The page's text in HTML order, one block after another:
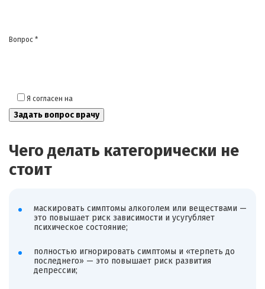
Вопрос *
Я согласен на
Чего делать категорически не
стоит
маскировать симптомы алкоголем или веществами —
это повышает риск зависимости и усугубляет
психическое состояние;
полностью игнорировать симптомы и «терпеть до
последнего» — это повышает риск развития
депрессии;